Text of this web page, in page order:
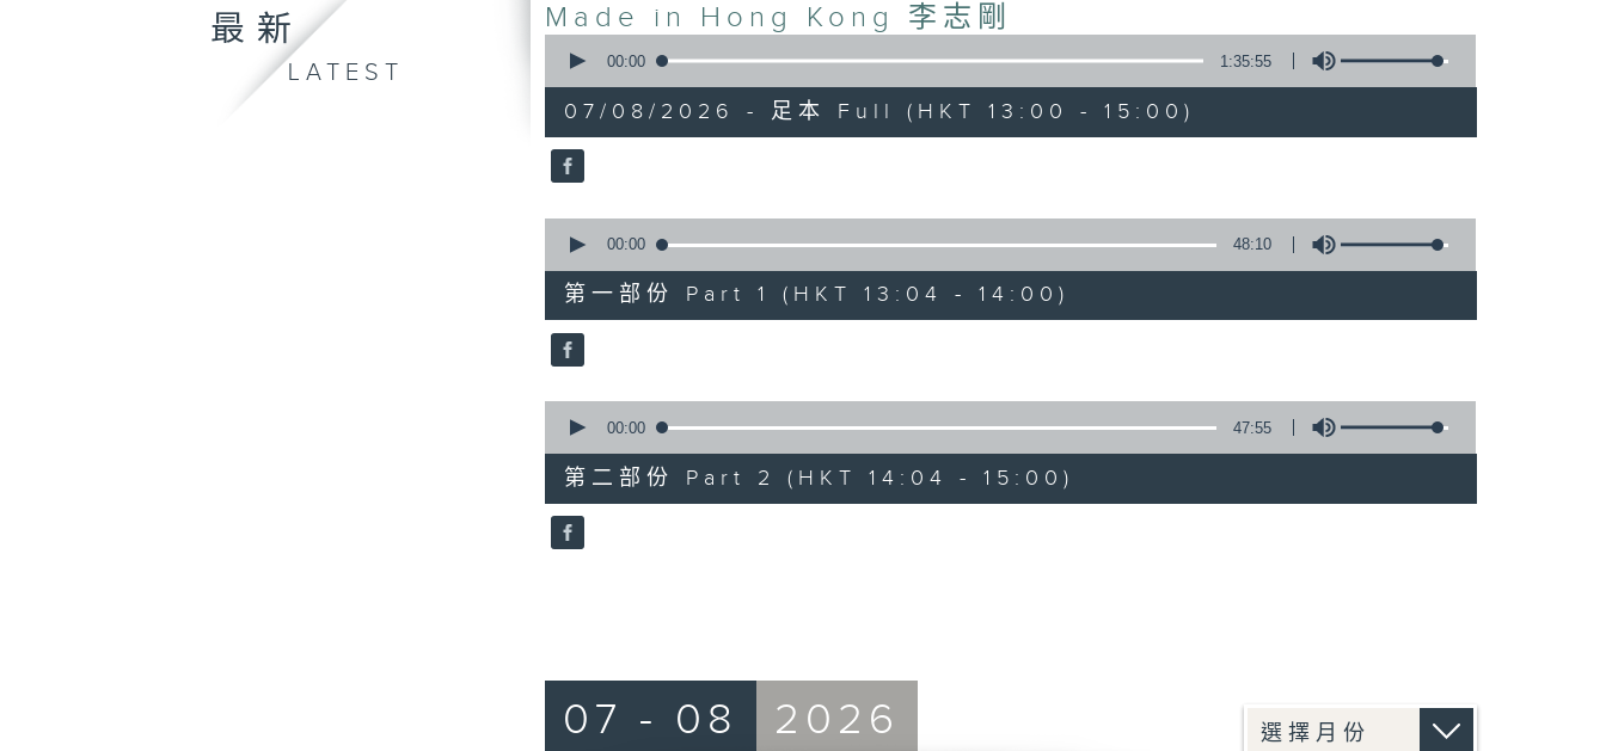
最新
LATEST
Made in Hong Kong 李志剛
seconds
hour,
35
minutes,
55
90%
00:00 1:35:55
07/08/2026 - 足本 Full (HKT 13:00 - 15:00)
seconds
48
minutes,
10
seconds
90%
00:00 48:10
第一部份 Part 1 (HKT 13:04 - 14:00)
seconds
47
minutes,
55
seconds
90%
00:00 47:55
第二部份 Part 2 (HKT 14:04 - 15:00)
07 - 08 2026